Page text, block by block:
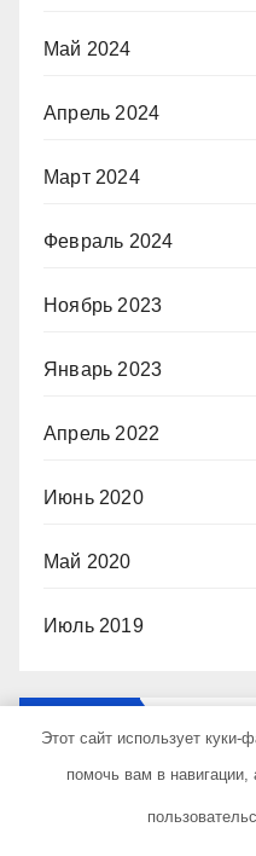
Май 2024
Апрель 2024
Март 2024
Февраль 2024
Ноябрь 2023
Январь 2023
Апрель 2022
Июнь 2020
Май 2020
Июль 2019
Этот сайт использует куки-
помочь вам в